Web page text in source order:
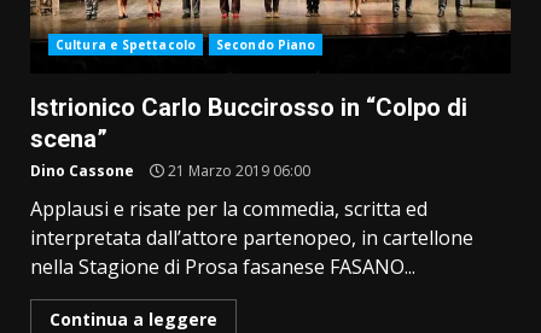
Cultura e Spettacolo Secondo Piano
Istrionico Carlo Buccirosso in “Colpo di
scena”
Dino Cassone 21 Marzo 2019 06:00
Applausi e risate per la commedia, scritta ed
interpretata dall’attore partenopeo, in cartellone
nella Stagione di Prosa fasanese FASANO...
Continua a leggere